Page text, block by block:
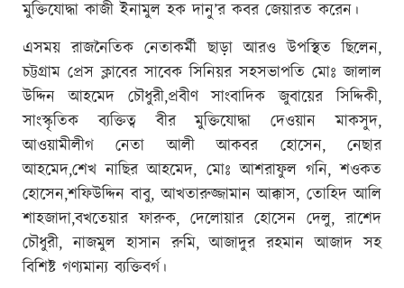
মুক্তিযোদ্ধা কাজী ইনামুল হক দানু’র কবর জেয়ারত করেন।
এসময় রাজনৈতিক নেতাকর্মী ছাড়া আরও উপস্থিত ছিলেন,
চট্টগ্রাম প্রেস ক্লাবের সাবেক সিনিয়র সহসভাপতি মোঃ জালাল
উদ্দিন আহমেদ চৌধুরী,প্রবীণ সাংবাদিক জুবায়ের সিদ্দিকী,
সাংস্কৃতিক ব্যক্তিত্ব বীর মুক্তিযোদ্ধা দেওয়ান মাকসুদ,
আওয়ামীলীগ নেতা আলী আকবর হোসেন, নেছার
আহমেদ,শেখ নাছির আহমেদ, মোঃ আশরাফুল গনি, শওকত
হোসেন,শফিউদ্দিন বাবু, আখতারুজ্জামান আক্কাস, তোহিদ আলি
শাহজাদা,বখতেয়ার ফারুক, দেলোয়ার হোসেন দেলু, রাশেদ
চৌধুরী, নাজমুল হাসান রুমি, আজাদুর রহমান আজাদ সহ
বিশিষ্ট গণ্যমান্য ব্যক্তিবর্গ।